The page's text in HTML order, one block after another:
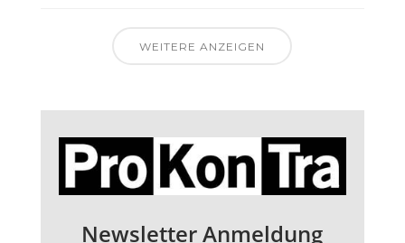
WEITERE ANZEIGEN
Newsletter Anmeldung